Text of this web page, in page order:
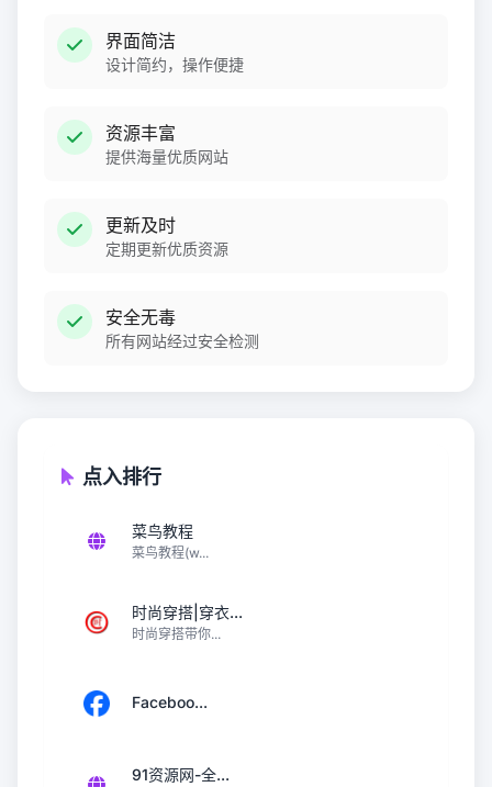
界面简洁
设计简约，操作便捷
资源丰富
提供海量优质网站
更新及时
定期更新优质资源
安全无毒
所有网站经过安全检测
点入排行
菜鸟教程
菜鸟教程(w...
时尚穿搭|穿衣...
时尚穿搭带你...
Faceboo...
91资源网-全...